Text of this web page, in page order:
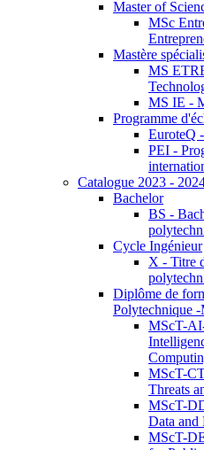
Master of
MSc
Mastère
MS
MS IE -
Programme
EuroteQ
PEI -
Catalogue 2023 -
Bachelor
BS -
Cycle Ingénieur
X - Titre
Diplôme de
Polytechnique
MScT-
MScT-
Threats
MScT-
Data
MScT-